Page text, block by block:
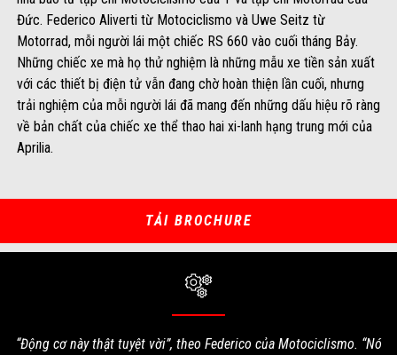
Đức. Federico Aliverti từ Motociclismo và Uwe Seitz từ
Motorrad, mỗi người lái một chiếc RS 660 vào cuối tháng Bảy.
Những chiếc xe mà họ thử nghiệm là những mẫu xe tiền sản xuất
với các thiết bị điện tử vẫn đang chờ hoàn thiện lần cuối, nhưng
trải nghiệm của mỗi người lái đã mang đến những dấu hiệu rõ ràng
về bản chất của chiếc xe thể thao hai xi-lanh hạng trung mới của
Aprilia.
TẢI BROCHURE
“Động cơ này thật tuyệt vời”, theo Federico của Motociclismo. “Nó